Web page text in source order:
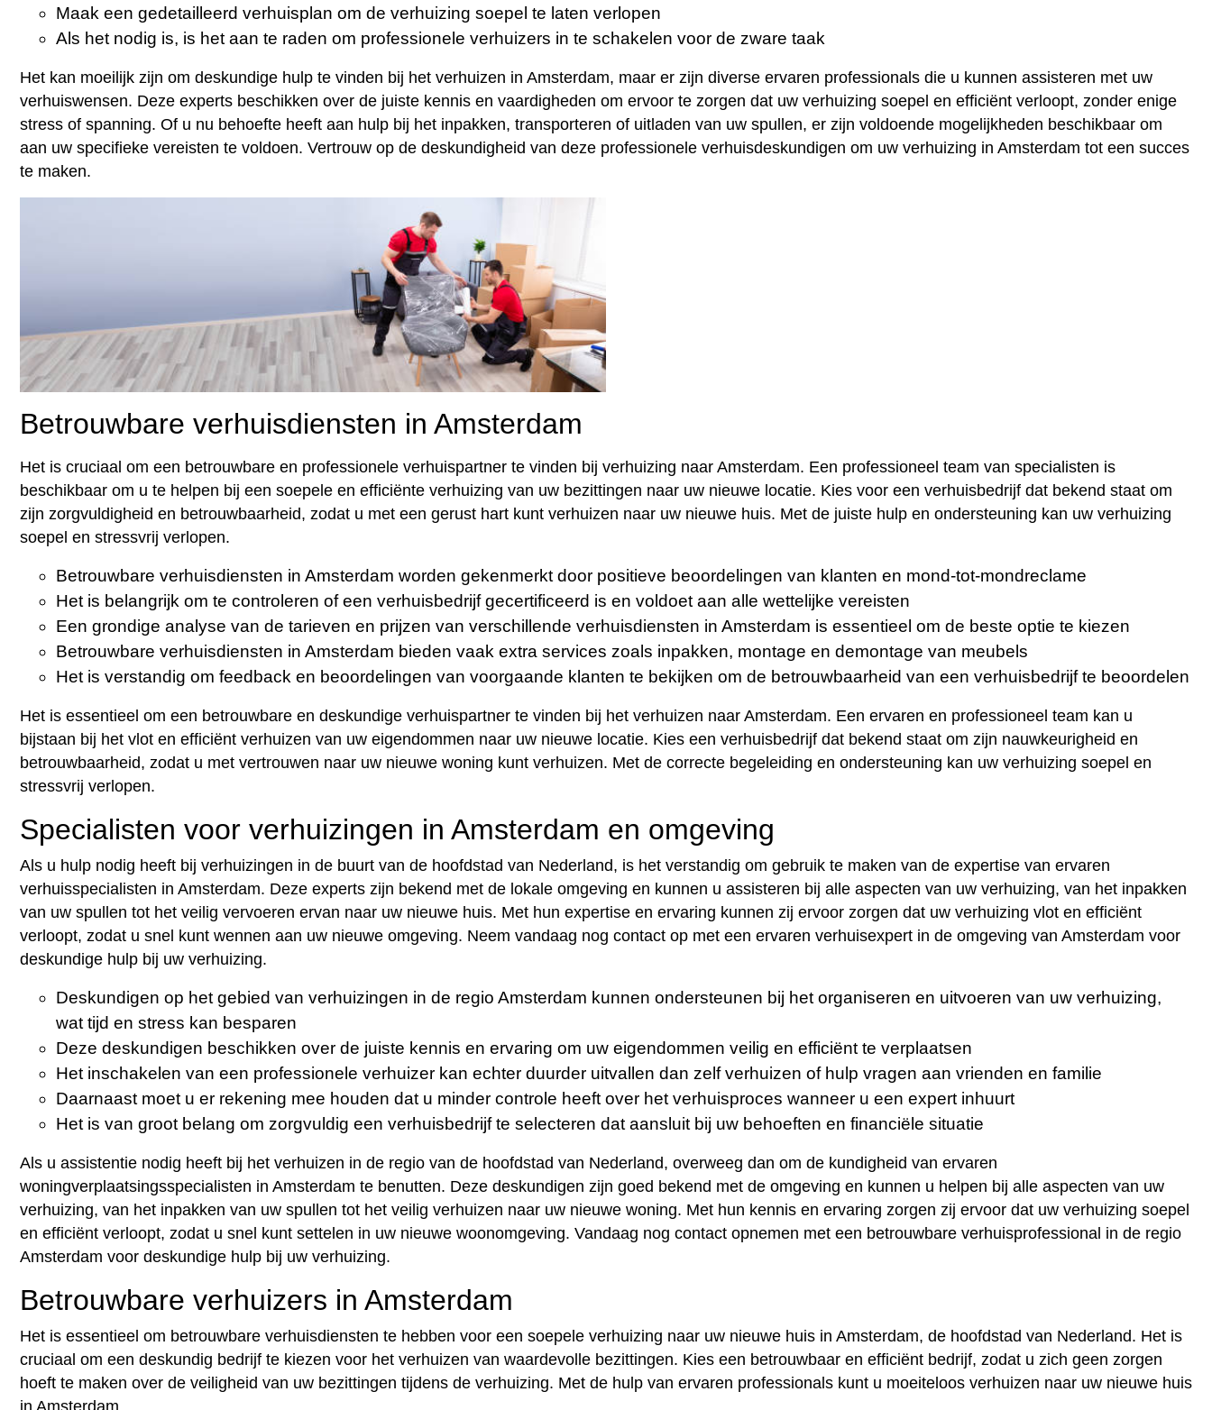
Maak een gedetailleerd verhuisplan om de verhuizing soepel te laten verlopen
Als het nodig is, is het aan te raden om professionele verhuizers in te schakelen voor de zware taak
Het kan moeilijk zijn om deskundige hulp te vinden bij het verhuizen in Amsterdam, maar er zijn diverse ervaren professionals die u kunnen assisteren met uw
verhuiswensen. Deze experts beschikken over de juiste kennis en vaardigheden om ervoor te zorgen dat uw verhuizing soepel en efficiënt verloopt, zonder enige
stress of spanning. Of u nu behoefte heeft aan hulp bij het inpakken, transporteren of uitladen van uw spullen, er zijn voldoende mogelijkheden beschikbaar om
aan uw specifieke vereisten te voldoen. Vertrouw op de deskundigheid van deze professionele verhuisdeskundigen om uw verhuizing in Amsterdam tot een succes
te maken.
Betrouwbare verhuisdiensten in Amsterdam
Het is cruciaal om een betrouwbare en professionele verhuispartner te vinden bij verhuizing naar Amsterdam. Een professioneel team van specialisten is
beschikbaar om u te helpen bij een soepele en efficiënte verhuizing van uw bezittingen naar uw nieuwe locatie. Kies voor een verhuisbedrijf dat bekend staat om
zijn zorgvuldigheid en betrouwbaarheid, zodat u met een gerust hart kunt verhuizen naar uw nieuwe huis. Met de juiste hulp en ondersteuning kan uw verhuizing
soepel en stressvrij verlopen.
Betrouwbare verhuisdiensten in Amsterdam worden gekenmerkt door positieve beoordelingen van klanten en mond-tot-mondreclame
Het is belangrijk om te controleren of een verhuisbedrijf gecertificeerd is en voldoet aan alle wettelijke vereisten
Een grondige analyse van de tarieven en prijzen van verschillende verhuisdiensten in Amsterdam is essentieel om de beste optie te kiezen
Betrouwbare verhuisdiensten in Amsterdam bieden vaak extra services zoals inpakken, montage en demontage van meubels
Het is verstandig om feedback en beoordelingen van voorgaande klanten te bekijken om de betrouwbaarheid van een verhuisbedrijf te beoordelen
Het is essentieel om een betrouwbare en deskundige verhuispartner te vinden bij het verhuizen naar Amsterdam. Een ervaren en professioneel team kan u
bijstaan bij het vlot en efficiënt verhuizen van uw eigendommen naar uw nieuwe locatie. Kies een verhuisbedrijf dat bekend staat om zijn nauwkeurigheid en
betrouwbaarheid, zodat u met vertrouwen naar uw nieuwe woning kunt verhuizen. Met de correcte begeleiding en ondersteuning kan uw verhuizing soepel en
stressvrij verlopen.
Specialisten voor verhuizingen in Amsterdam en omgeving
Als u hulp nodig heeft bij verhuizingen in de buurt van de hoofdstad van Nederland, is het verstandig om gebruik te maken van de expertise van ervaren
verhuisspecialisten in Amsterdam. Deze experts zijn bekend met de lokale omgeving en kunnen u assisteren bij alle aspecten van uw verhuizing, van het inpakken
van uw spullen tot het veilig vervoeren ervan naar uw nieuwe huis. Met hun expertise en ervaring kunnen zij ervoor zorgen dat uw verhuizing vlot en efficiënt
verloopt, zodat u snel kunt wennen aan uw nieuwe omgeving. Neem vandaag nog contact op met een ervaren verhuisexpert in de omgeving van Amsterdam voor
deskundige hulp bij uw verhuizing.
Deskundigen op het gebied van verhuizingen in de regio Amsterdam kunnen ondersteunen bij het organiseren en uitvoeren van uw verhuizing,
wat tijd en stress kan besparen
Deze deskundigen beschikken over de juiste kennis en ervaring om uw eigendommen veilig en efficiënt te verplaatsen
Het inschakelen van een professionele verhuizer kan echter duurder uitvallen dan zelf verhuizen of hulp vragen aan vrienden en familie
Daarnaast moet u er rekening mee houden dat u minder controle heeft over het verhuisproces wanneer u een expert inhuurt
Het is van groot belang om zorgvuldig een verhuisbedrijf te selecteren dat aansluit bij uw behoeften en financiële situatie
Als u assistentie nodig heeft bij het verhuizen in de regio van de hoofdstad van Nederland, overweeg dan om de kundigheid van ervaren
woningverplaatsingsspecialisten in Amsterdam te benutten. Deze deskundigen zijn goed bekend met de omgeving en kunnen u helpen bij alle aspecten van uw
verhuizing, van het inpakken van uw spullen tot het veilig verhuizen naar uw nieuwe woning. Met hun kennis en ervaring zorgen zij ervoor dat uw verhuizing soepel
en efficiënt verloopt, zodat u snel kunt settelen in uw nieuwe woonomgeving. Vandaag nog contact opnemen met een betrouwbare verhuisprofessional in de regio
Amsterdam voor deskundige hulp bij uw verhuizing.
Betrouwbare verhuizers in Amsterdam
Het is essentieel om betrouwbare verhuisdiensten te hebben voor een soepele verhuizing naar uw nieuwe huis in Amsterdam, de hoofdstad van Nederland. Het is
cruciaal om een deskundig bedrijf te kiezen voor het verhuizen van waardevolle bezittingen. Kies een betrouwbaar en efficiënt bedrijf, zodat u zich geen zorgen
hoeft te maken over de veiligheid van uw bezittingen tijdens de verhuizing. Met de hulp van ervaren professionals kunt u moeiteloos verhuizen naar uw nieuwe huis